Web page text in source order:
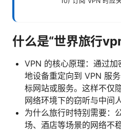
什么是“世界旅行
VPN 的核心原理：通过
地设备重定向到 VPN 服
标网站或服务。这样不仅
网络环境下的窃听与中间
为什么旅行时特别需要：
场、酒店等场景的网络不